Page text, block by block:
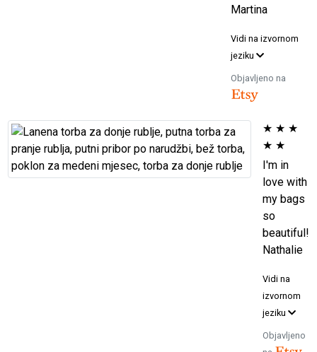
Martina
Vidi na izvornom
jeziku
Objavljeno na
★ ★ ★
★ ★
I'm in
love with
my bags
so
beautiful!
Nathalie
Vidi na
izvornom
jeziku
Objavljeno